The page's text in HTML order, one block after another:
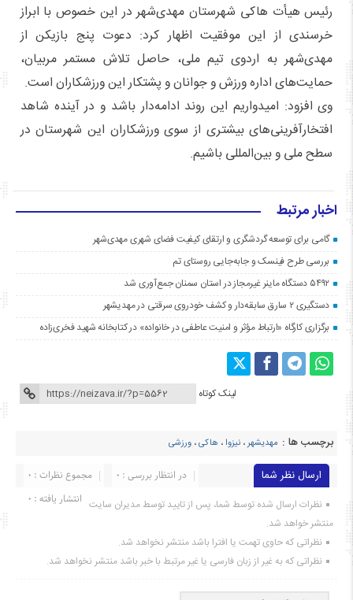
رئیس هیأت هاکی شهرستان مهدی‌شهر در این خصوص با ابراز
خرسندی از این موفقیت اظهار کرد: دعوت پنج بازیکن از
مهدی‌شهر به اردوی تیم ملی، حاصل تلاش مستمر مربیان،
حمایت‌های اداره ورزش و جوانان و پشتکار این ورزشکاران است.
وی افزود: امیدواریم این روند ادامه‌دار باشد و در آینده شاهد
افتخارآفرینی‌های بیشتری از سوی ورزشکاران این شهرستان در
سطح ملی و بین‌المللی باشیم.
اخبار مرتبط
گامی برای توسعه گردشگری و ارتقای کیفیت فضای شهری مهدی‌شهر
بررسی طرح فینسک و جابه‌جایی روستای تم
۵۴۹۲ دستگاه ماینر غیرمجاز در استان سمنان جمع‌آوری شد
دستگیری ۲ سارق سابقه‌دار و کشف خودروی سرقتی در مهدیشهر
برگزاری کارگاه «ارتباط مؤثر و امنیت عاطفی در خانواده» در کتابخانه شهید فخری‌زاده
لینک کوتاه
برچسب ها : مهدیشهر، نیزوا ، هاکی، ورزشی
ارسال نظر شما مجموع نظرات : 0
در انتظار بررسی : 0
انتشار یافته : ۰ نظرات ارسال شده توسط شما، پس از تایید توسط مدیران سایت
منتشر خواهد شد.
نظراتی که حاوی تهمت یا افترا باشد منتشر نخواهد شد.
نظراتی که به غیر از زبان فارسی یا غیر مرتبط با خبر باشد منتشر نخواهد شد.